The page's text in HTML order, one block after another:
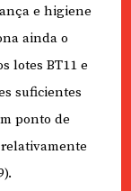
e higiene
ainda o
lotes BT11 e
suficientes
ponto de